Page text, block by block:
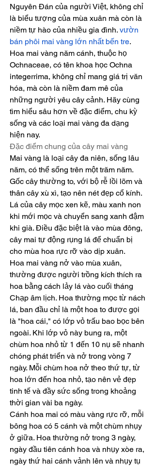
Nguyên Đán của người Việt, không chỉ
là biểu tượng của mùa xuân mà còn là
niềm tự hào của nhiều gia đình. vườn
bán phôi mai vàng lớn nhất bến tre.
Hoa mai vàng năm cánh, thuộc họ
Ochnaceae, có tên khoa học Ochna
integerrima, không chỉ mang giá trị văn
hóa, mà còn là niềm đam mê của
những người yêu cây cảnh. Hãy cùng
tìm hiểu sâu hơn về đặc điểm, chu kỳ
sống và các loại mai vàng đa dạng
hiện nay.
Đặc điểm chung của cây mai vàng
Mai vàng là loại cây đa niên, sống lâu
năm, có thể sống trên một trăm năm.
Gốc cây thường to, với bộ rễ lồi lõm và
thân cây xù xì, tạo nên nét đẹp cổ kính.
Lá của cây mọc xen kẽ, màu xanh non
khi mới mọc và chuyển sang xanh đậm
khi già. Điều đặc biệt là vào mùa đông,
cây mai tự động rụng lá để chuẩn bị
cho mùa hoa rực rỡ vào dịp xuân.
Hoa mai vàng nở vào mùa xuân,
thường được người trồng kích thích ra
hoa bằng cách lảy lá vào cuối tháng
Chạp âm lịch. Hoa thường mọc từ nách
lá, ban đầu chỉ là một hoa to được gọi
là "hoa cái," có lớp vỏ trấu bao bọc bên
ngoài. Khi lớp vỏ này bung ra, một
chùm hoa nhỏ từ 1 đến 10 nụ sẽ nhanh
chóng phát triển và nở trong vòng 7
ngày. Mỗi chùm hoa nở theo thứ tự, từ
hoa lớn đến hoa nhỏ, tạo nên vẻ đẹp
tinh tế và đầy sức sống trong khoảng
thời gian vài ba ngày.
Cánh hoa mai có màu vàng rực rỡ, mỗi
bông hoa có 5 cánh và một chùm nhụy
ở giữa. Hoa thường nở trong 3 ngày,
ngày đầu tiên cánh hoa và nhụy xòe ra,
ngày thứ hai cánh vảnh lên và nhụy tụ